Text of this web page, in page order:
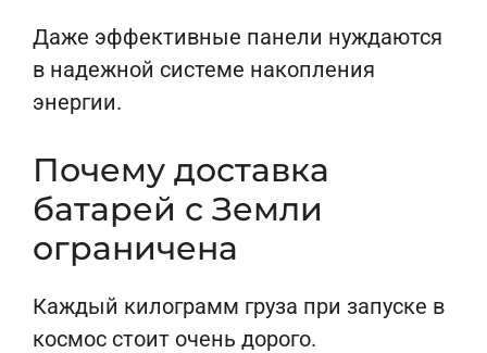
Даже эффективные панели нуждаются
в надежной системе накопления
энергии.
Почему доставка
батарей с Земли
ограничена
Каждый килограмм груза при запуске в
космос стоит очень дорого.